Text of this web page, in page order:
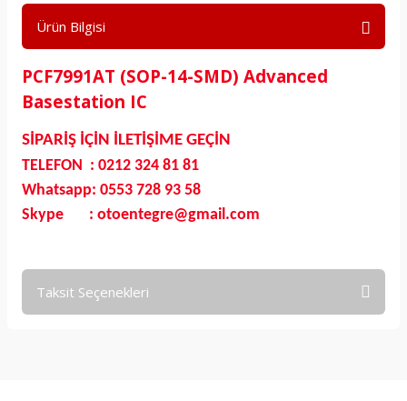
Ürün Bilgisi
PCF7991AT (SOP-14-SMD) Advanced
Basestation IC
SİPARİŞ İÇİN İLETİŞİME GEÇİN
TELEFON : 0212 324 81 81
Whatsapp: 0553 728 93 58
Skype : otoentegre@gmail.com
Taksit Seçenekleri